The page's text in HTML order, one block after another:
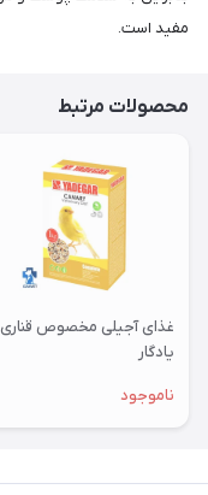
مفید است.
محصولات مرتبط
غذای آجیلی مخصوص قناری
یادگار
ناموجود